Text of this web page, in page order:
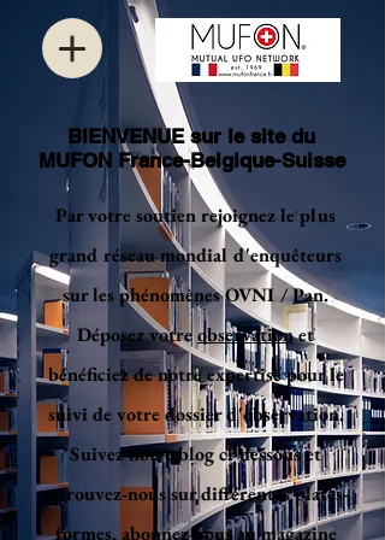
BIENVENUE sur le site du
MUFON France-Belgique-Suisse
Par votre soutien rejoignez le plus
grand réseau mondial d'enquêteurs
sur les phénomènes OVNI / Pan.
Déposez votreobservationet
bénéficiez de notre expertise pour le
suivi de votre dossier d'observation.
Suivez notre blog ci-dessous et
retrouvez-nous sur différentes plates-
formes, abonnez-vous au magazine